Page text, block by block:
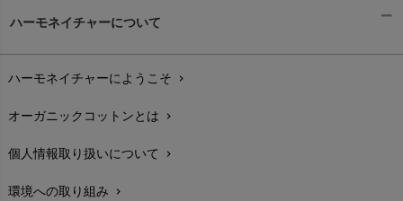
配送と送料chevron_right
在庫状況と発送予定chevron_right
サイズ・寸法chevron_right
生地・素材chevron_right
ハーモネイチャーについて
ハーモネイチャーにようこそ chevron_right
オーガニックコットンとは chevron_right
個人情報取り扱いについて chevron_right
環境への取り組み chevron_right